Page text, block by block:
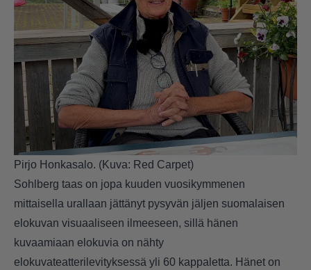
Pirjo Honkasalo. (Kuva: Red Carpet)
Sohlberg taas on jopa kuuden vuosikymmenen
mittaisella urallaan jättänyt pysyvän jäljen suomalaisen
elokuvan visuaaliseen ilmeeseen, sillä hänen
kuvaamiaan elokuvia on nähty
elokuvateatterilevityksessä yli 60 kappaletta. Hänet on